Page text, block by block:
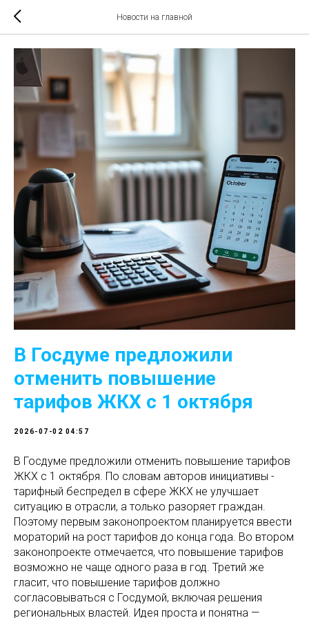
Новости на главной
В Госдуме предложили
отменить повышение
тарифов ЖКХ с 1 октября
2026-07-02 04:57
В Госдуме предложили отменить повышение тарифов
ЖКХ с 1 октября. По словам авторов инициативы -
тарифный беспредел в сфере ЖКХ не улучшает
ситуацию в отрасли, а только разоряет граждан.
Поэтому первым законопроектом планируется ввести
мораторий на рост тарифов до конца года. Во втором
законопроекте отмечается, что повышение тарифов
возможно не чаще одного раза в год. Третий же
гласит, что повышение тарифов должно
согласовываться с Госдумой, включая решения
региональных властей. Идея проста и понятна —